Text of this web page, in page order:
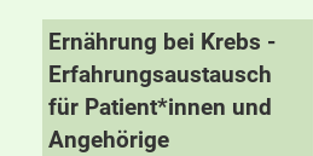
Ernährung bei Krebs -
Erfahrungsaustausch
für Patient*innen und
Angehörige